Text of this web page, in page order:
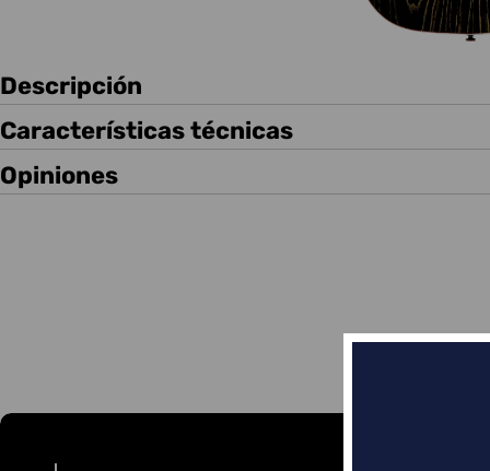
Descripción
Características técnicas
Opiniones